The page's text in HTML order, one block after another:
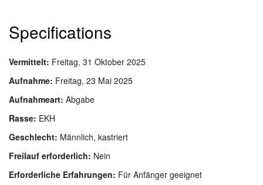
Specifications
Vermittelt: Freitag, 31 Oktober 2025
Aufnahme: Freitag, 23 Mai 2025
Aufnahmeart: Abgabe
Rasse: EKH
Geschlecht: Männlich, kastriert
Freilauf erforderlich: Nein
Erforderliche Erfahrungen: Für Anfänger geeignet